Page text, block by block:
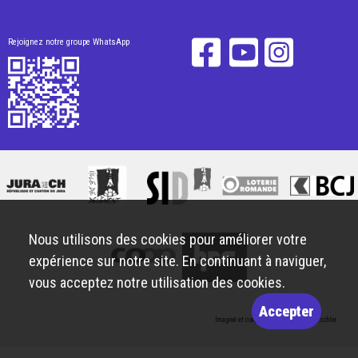
Rejoignez notre groupe WhatsApp
Imaginé et conçu par Giorgianni & Moeschler
Nous utilisons des cookies pour améliorer votre
expérience sur notre site. En continuant à naviguer,
vous acceptez notre utilisation des cookies.
Accepter